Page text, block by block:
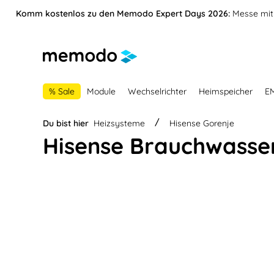
springen Zur Navigation der B2B-Plattform springen
Komm kostenlos zu den Memodo Expert Days 2026: Messe
% Sale Module Wechselrichter Heimspeicher
Du bist hier Heizsysteme Hisense Gorenje
Hisense